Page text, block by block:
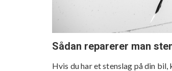
Sådan reparerer man
Hvis du har et stenslag på din